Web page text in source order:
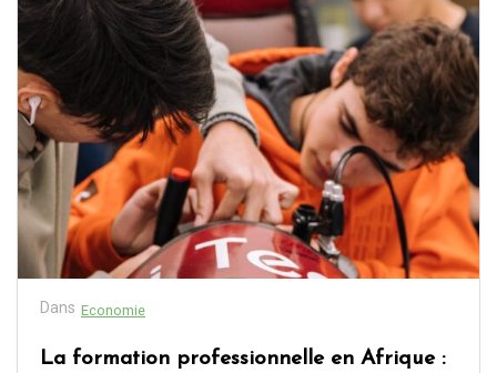
Dans Economie
La formation professionnelle en Afrique :